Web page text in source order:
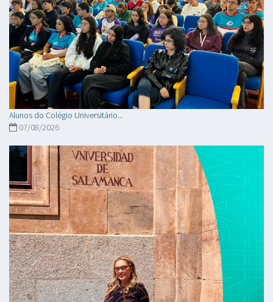
Alunos do Colégio Universitário...
07/08/2026